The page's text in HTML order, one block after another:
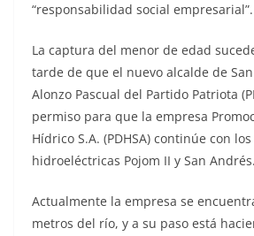
“responsabilidad social empresarial”.
La captura del menor de edad
tarde de que el nuevo alcalde de
Alonzo Pascual del Partido Patriota
permiso para que la empresa
Hídrico S.A. (PDHSA) continúe con
hidroeléctricas Pojom II y San Andrés.
Actualmente la empresa se
metros del río, y a su paso está